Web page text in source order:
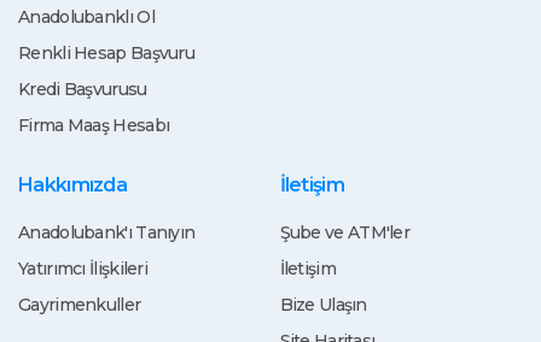
Anadolubanklı Ol
Renkli Hesap Başvuru
Kredi Başvurusu
Firma Maaş Hesabı
Hakkımızda
Anadolubank'ı Tanıyın
Yatırımcı İlişkileri
Gayrimenkuller
İletişim
Şube ve ATM'ler
İletişim
Bize Ulaşın